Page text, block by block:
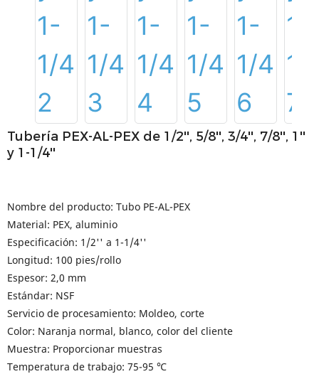
Tubería PEX-AL-PEX de 1/2'', 5/8'', 3/4'', 7/8'', 1''
y 1-1/4''
Nombre del producto: Tubo PE-AL-PEX
Material: PEX, aluminio
Especificación: 1/2'' a 1-1/4''
Longitud: 100 pies/rollo
Espesor: 2,0 mm
Estándar: NSF
Servicio de procesamiento: Moldeo, corte
Color: Naranja normal, blanco, color del cliente
Muestra: Proporcionar muestras
Temperatura de trabajo: 75-95 ℃